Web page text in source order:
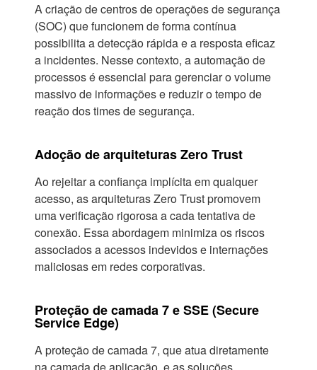
A criação de centros de operações de segurança
(SOC) que funcionem de forma contínua
possibilita a detecção rápida e a resposta eficaz
a incidentes. Nesse contexto, a automação de
processos é essencial para gerenciar o volume
massivo de informações e reduzir o tempo de
reação dos times de segurança.
Adoção de arquiteturas Zero Trust
Ao rejeitar a confiança implícita em qualquer
acesso, as arquiteturas Zero Trust promovem
uma verificação rigorosa a cada tentativa de
conexão. Essa abordagem minimiza os riscos
associados a acessos indevidos e internações
maliciosas em redes corporativas.
Proteção de camada 7 e SSE (Secure
Service Edge)
A proteção de camada 7, que atua diretamente